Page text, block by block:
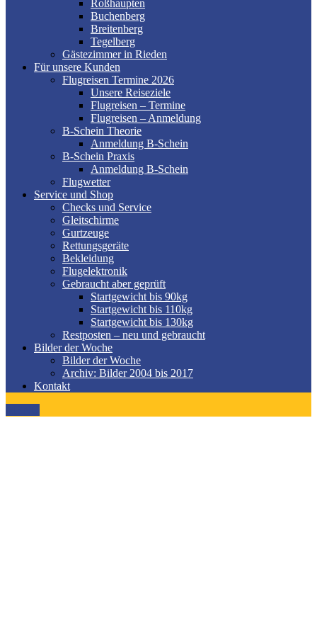
Roßhaupten
Buchenberg
Breitenberg
Tegelberg
Gästezimmer in Rieden
Für unsere Kunden
Flugreisen Termine 2026
Unsere Reiseziele
Flugreisen – Termine
Flugreisen – Anmeldung
B-Schein Theorie
Anmeldung B-Schein
B-Schein Praxis
Anmeldung B-Schein
Flugwetter
Service und Shop
Checks und Service
Gleitschirme
Gurtzeuge
Rettungsgeräte
Bekleidung
Flugelektronik
Gebraucht aber geprüft
Startgewicht bis 90kg
Startgewicht bis 110kg
Startgewicht bis 130kg
Restposten – neu und gebraucht
Bilder der Woche
Bilder der Woche
Archiv: Bilder 2004 bis 2017
Kontakt